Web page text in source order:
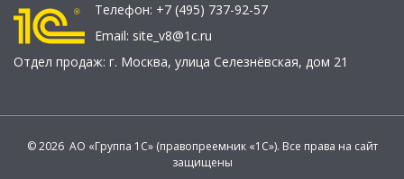
Телефон: +7 (495) 737-92-57
Email: site_v8@1c.ru
Отдел продаж: г. Москва, улица Селезнёвская, дом 21
© 2026 АО «Группа 1С» (правопреемник «1С»). Все права на сайт
защищены